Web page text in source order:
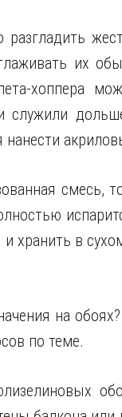
их
хоппера
смесь,
хранить в
на
по теме.